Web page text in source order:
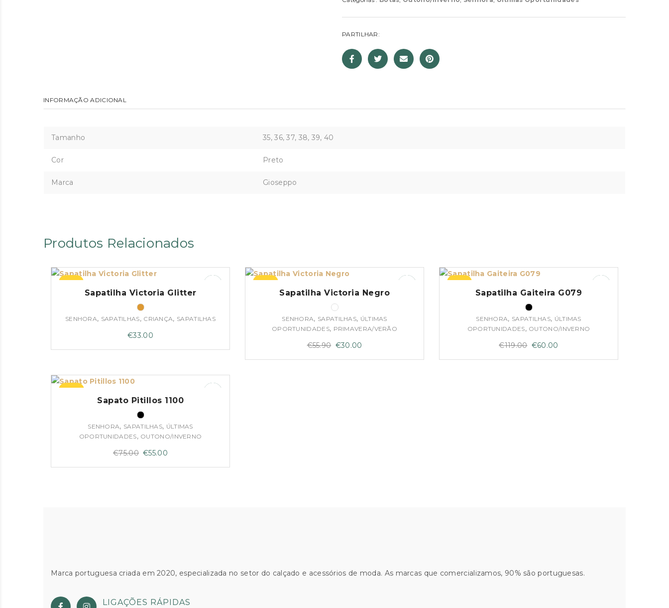
PARTILHAR:
INFORMAÇÃO ADICIONAL
Tamanho 35, 36, 37, 38, 39, 40
Cor Preto
Marca Gioseppo
Produtos Relacionados
–45%
Sapatilha Victoria Glitter
SENHORA, SAPATILHAS, CRIANÇA, SAPATILHAS
€33.00
–46%
Sapatilha Victoria Negro
SENHORA, SAPATILHAS, ÚLTIMAS
OPORTUNIDADES, PRIMAVERA/VERÃO
€55.90 O
preço
€30.00
preço
–50%
Sapatilha Gaiteira G079
SENHORA, SAPATILHAS, ÚLTIMAS
OPORTUNIDADES, OUTONO/INVERNO
€119.00 O
preço
€60.00
preço
–27%
Sapato Pitillos 1100
SENHORA, SAPATILHAS, ÚLTIMAS
OPORTUNIDADES, OUTONO/INVERNO
€75.00 O
preço
€55.00
preço
Marca portuguesa criada em 2020, especializada no setor do calçado e acessórios de moda. As marcas que comercializamos, 90% são portuguesas.
LIGAÇÕES RÁPIDAS